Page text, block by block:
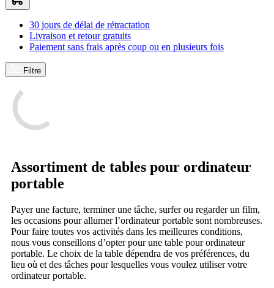
30 jours de délai de rétractation
Livraison et retour gratuits
Paiement sans frais après coup ou en plusieurs fois
Filtre
Assortiment de tables pour ordinateur
portable
Payer une facture, terminer une tâche, surfer ou regarder un film,
les occasions pour allumer l’ordinateur portable sont nombreuses.
Pour faire toutes vos activités dans les meilleures conditions,
nous vous conseillons d’opter pour une table pour ordinateur
portable. Le choix de la table dépendra de vos préférences, du
lieu où et des tâches pour lesquelles vous voulez utiliser votre
ordinateur portable.